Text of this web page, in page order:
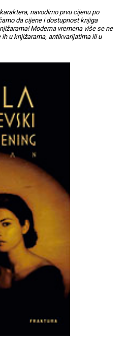
navodimo prvu cijenu po
da cijene i dostupnost knjiga
Moderna vremena više se ne
u knjižarama, antikvarijatima ili u